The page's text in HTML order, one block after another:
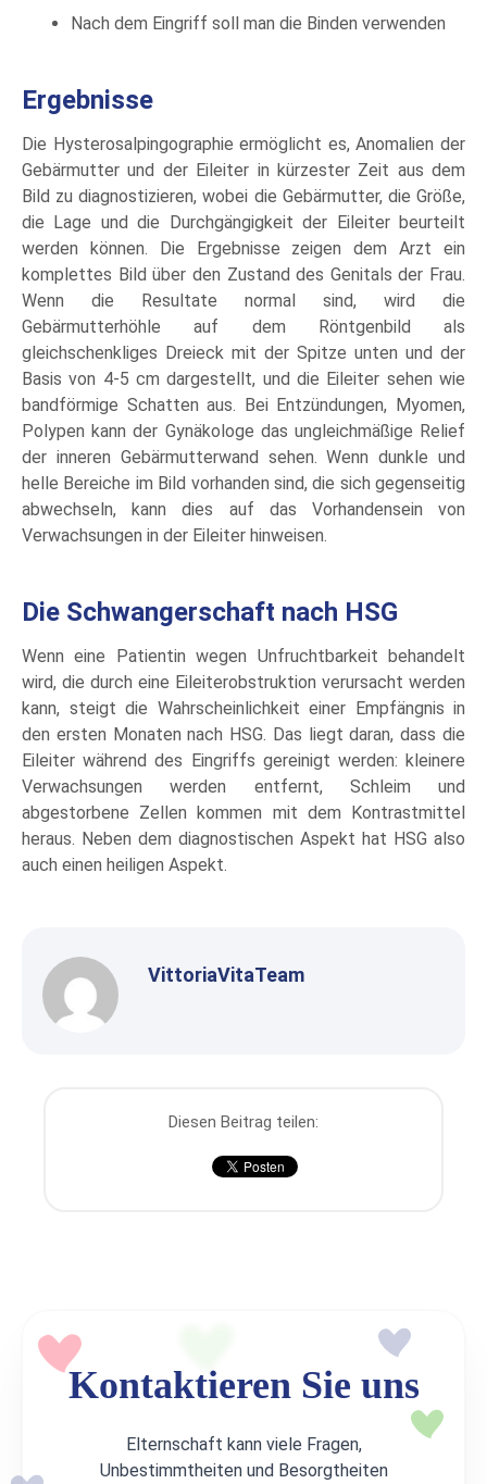
Nach dem Eingriff soll man die Binden verwenden
Ergebnisse
Die Hysterosalpingographie ermöglicht es, Anomalien der
Gebärmutter und der Eileiter in kürzester Zeit aus dem
Bild zu diagnostizieren, wobei die Gebärmutter, die Größe,
die Lage und die Durchgängigkeit der Eileiter beurteilt
werden können. Die Ergebnisse zeigen dem Arzt ein
komplettes Bild über den Zustand des Genitals der Frau.
Wenn die Resultate normal sind, wird die
Gebärmutterhöhle auf dem Röntgenbild als
gleichschenkliges Dreieck mit der Spitze unten und der
Basis von 4-5 cm dargestellt, und die Eileiter sehen wie
bandförmige Schatten aus. Bei Entzündungen, Myomen,
Polypen kann der Gynäkologe das ungleichmäßige Relief
der inneren Gebärmutterwand sehen. Wenn dunkle und
helle Bereiche im Bild vorhanden sind, die sich gegenseitig
abwechseln, kann dies auf das Vorhandensein von
Verwachsungen in der Eileiter hinweisen.
Die Schwangerschaft nach HSG
Wenn eine Patientin wegen Unfruchtbarkeit behandelt
wird, die durch eine Eileiterobstruktion verursacht werden
kann, steigt die Wahrscheinlichkeit einer Empfängnis in
den ersten Monaten nach HSG. Das liegt daran, dass die
Eileiter während des Eingriffs gereinigt werden: kleinere
Verwachsungen werden entfernt, Schleim und
abgestorbene Zellen kommen mit dem Kontrastmittel
heraus. Neben dem diagnostischen Aspekt hat HSG also
auch einen heiligen Aspekt.
VittoriaVitaTeam
Diesen Beitrag teilen:
Kontaktieren Sie uns
Elternschaft kann viele Fragen,
Unbestimmtheiten und Besorgtheiten